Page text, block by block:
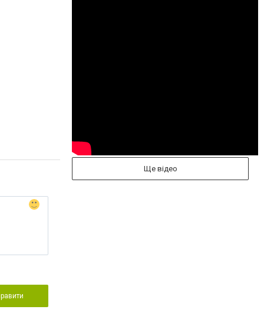
Ще відео